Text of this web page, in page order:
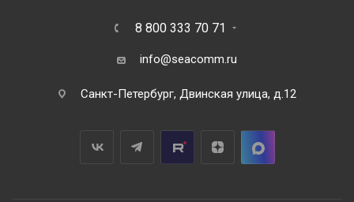
8 800 333 70 71
info@seacomm.ru
Санкт-Петербург, Двинская улица, д.12